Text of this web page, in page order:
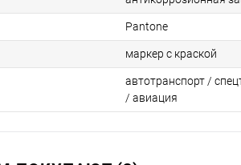
Pantone
маркер с краской
автотранспорт /
/ авиация